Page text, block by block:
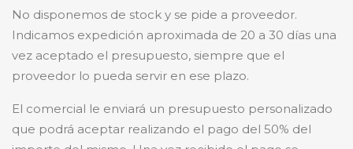
No disponemos de stock y se pide a proveedor.
Indicamos expedición aproximada de 20 a 30 días una
vez aceptado el presupuesto, siempre que el
proveedor lo pueda servir en ese plazo.
El comercial le enviará un presupuesto personalizado
que podrá aceptar realizando el pago del 50% del